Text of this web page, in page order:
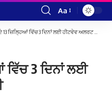
Font
Resizer
Aa
13 ਜ਼ਿਲ੍ਹਿਆਂ ਵਿੱਚ 3 ਦਿਨਾਂ ਲਈ ਹੀਟਵੇਵ ਅਲਰਟ ਜਾਰੀ
ਵਿੱਚ 3 ਦਿਨਾਂ ਲਈ